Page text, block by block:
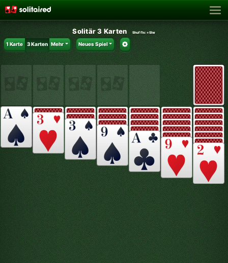
Solitär 3 Karten Shuffle:+SIw
1 Karte 3 Karten Mehr Neues Spiel